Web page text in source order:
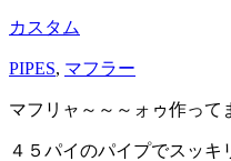
カスタム
PIPES, マフラー
マフリャ～～～ォゥ作って
４５パイのパイプでスッキ